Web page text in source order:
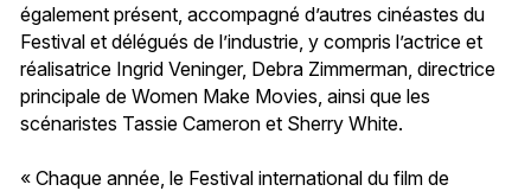
également présent, accompagné d’autres cinéastes du
Festival et délégués de l’industrie, y compris l’actrice et
réalisatrice Ingrid Veninger, Debra Zimmerman, directrice
principale de Women Make Movies, ainsi que les
scénaristes Tassie Cameron et Sherry White.
« Chaque année, le Festival international du film de